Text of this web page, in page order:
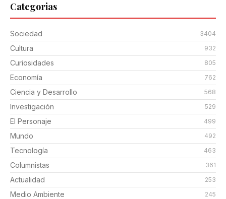
Categorias
Sociedad 3404
Cultura 932
Curiosidades 805
Economía 762
Ciencia y Desarrollo 568
Investigación 529
El Personaje 499
Mundo 492
Tecnología 463
Columnistas 361
Actualidad 253
Medio Ambiente 245